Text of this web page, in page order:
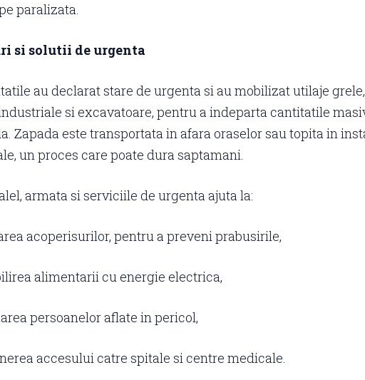
paralizata.
si solutii de urgenta
au declarat stare de urgenta si au mobilizat utilaje
si excavatoare, pentru a indeparta cantitatile
Zapada este transportata in afara oraselor sau topita in
un proces care poate dura saptamani.
armata si serviciile de urgenta ajuta la:
acoperisurilor, pentru a preveni prabusirile,
alimentarii cu energie electrica,
persoanelor aflate in pericol,
accesului catre spitale si centre medicale.